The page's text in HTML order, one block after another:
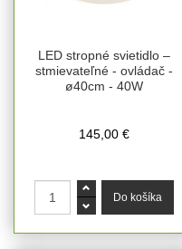
LED stropné svietidlo –
stmievateľné - ovládač -
ø40cm - 40W
145,00 €